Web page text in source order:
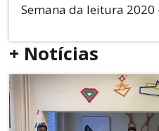
Semana da leitura
+ Notícias